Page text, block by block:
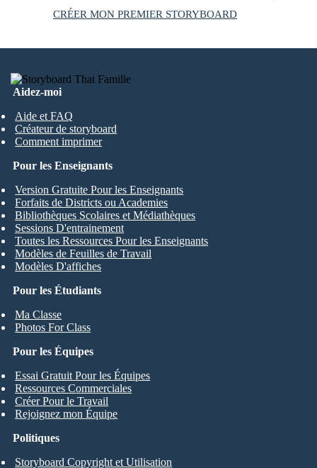
CRÉER MON PREMIER STORYBOARD
Aidez-moi
Aide et FAQ
Créateur de storyboard
Comment imprimer
Pour les Étudiants
Ma Classe
Photos For Class
Pour les Enseignants
Version Gratuite Pour les Enseignants
Forfaits de Districts ou Academies
Bibliothèques Scolaires et Médiathèques
Sessions D'entrainement
Toutes les Ressources Pour les Enseignants
Modèles de Feuilles de Travail
Modèles D'affiches
Pour les Équipes
Essai Gratuit Pour les Équipes
Ressources Commerciales
Créer Pour le Travail
Rejoignez mon Équipe
Politiques
Storyboard Copyright et Utilisation